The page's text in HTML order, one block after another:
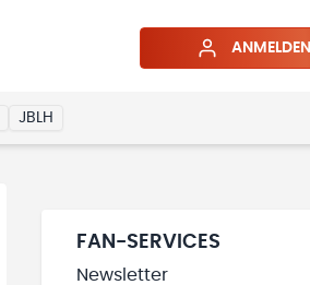
ANMELDEN
JBLH
FAN-SERVICES
Newsletter